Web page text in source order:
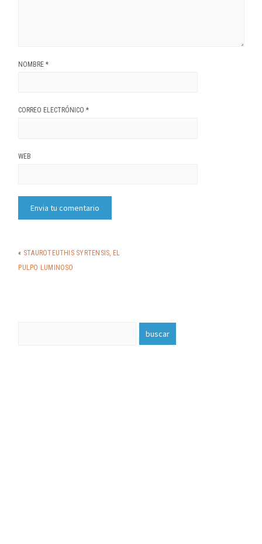
NOMBRE*
CORREO ELECTRÓNICO*
WEB
« STAUROTEUTHIS SYRTENSIS, EL
PULPO LUMINOSO